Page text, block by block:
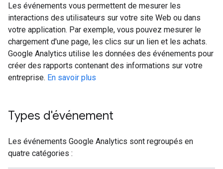
Les événements vous permettent de mesurer les
interactions des utilisateurs sur votre site Web ou dans
votre application. Par exemple, vous pouvez mesurer le
chargement d'une page, les clics sur un lien et les achats.
Google Analytics utilise les données des événements pour
créer des rapports contenant des informations sur votre
entreprise. En savoir plus
Types d'événement
Les événements Google Analytics sont regroupés en
quatre catégories :